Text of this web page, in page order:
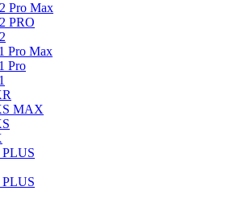
Pro Max
PRO
Pro Max
Pro
MAX